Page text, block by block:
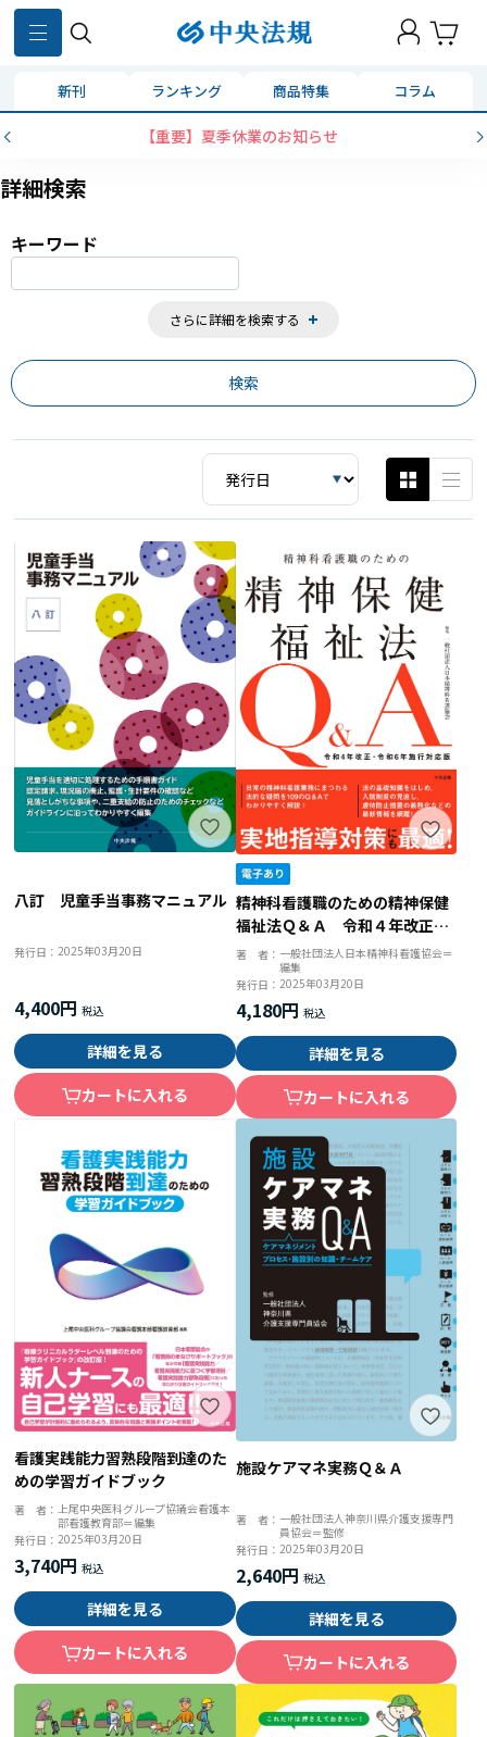
新刊 ランキング 商品特集 コラム
コンビニ決済に「セブンイレブン」を追加いたしました
詳細検索
キーワード
さらに詳細を検索する
859
八訂 児童手当事務マニュアル
発行日：2025年03月20日
4,400円
詳細を見る
カートに入れる
精神科看護職のための精神保健
福祉法Ｑ＆Ａ 令和４年改正・
令和６年施行対応版
著 者： 一般社団法人日本精神科看護協会＝
編集
発行日： 2025年03月20日
4,180円
詳細を見る
カートに入れる
看護実践能力習熟段階到達のた
めの学習ガイドブック
著 者：上尾中央医科グループ協議会看護本
部看護教育部＝編集
発行日：2025年03月20日
3,740円
詳細を見る
カートに入れる
施設ケアマネ実務Ｑ＆Ａ
著 者： 一般社団法人神奈川県介護支援専門
員協会＝監修
発行日： 2025年03月20日
2,640円
詳細を見る
カートに入れる